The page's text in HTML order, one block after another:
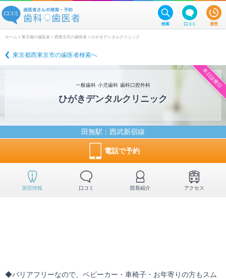
検索 口コミ 履歴
ホーム > 東京都の歯医者 > 西東京市の歯医者 > ひがきデンタルクリニック
東京都西東京市の歯医者検索へ
本日診療日
一般歯科 小児歯科 歯科口腔外科
ひがきデンタルクリニック
田無駅 ：西武新宿線
電話で予約
医院情報 口コミ 院長紹介 アクセス
◆バリアフリーなので、ベビーカー・車椅子・お年寄りの方もスム